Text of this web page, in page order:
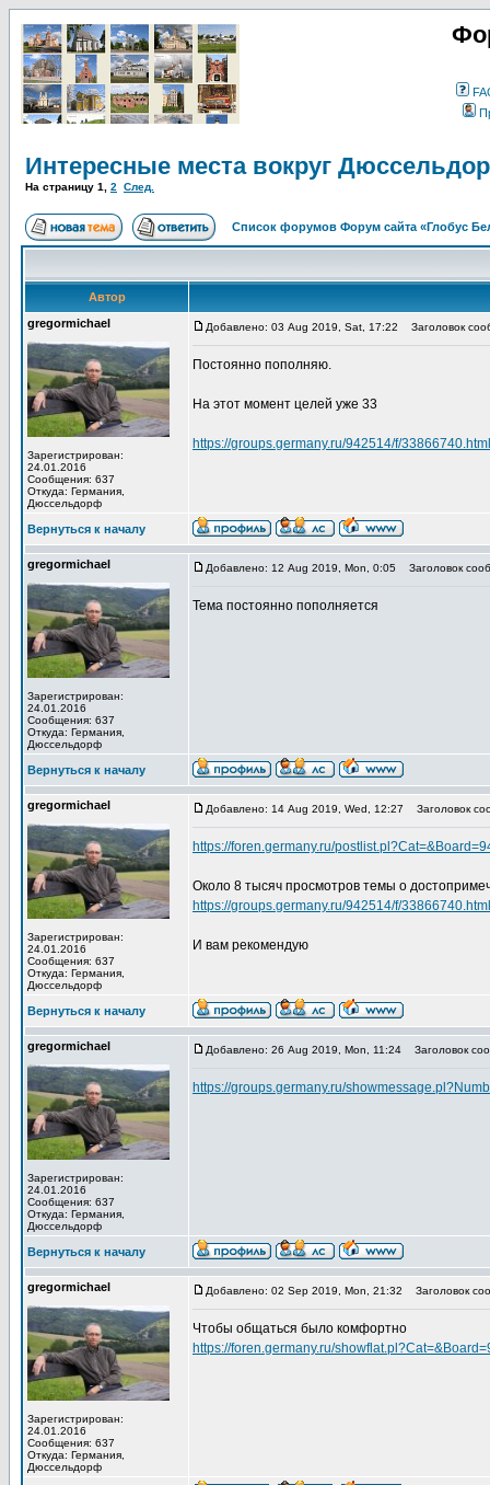
Интересные места вокруг
На страницу 1 2 След.
Список форумов Форум сайта «Глобус
Автор
gregormichael
Зарегистрирован:
24.01.2016
Сообщения: 637
Откуда: Германия,
Дюссельдорф
Добавлено: 03 Aug 2019, Sat, 17:22 Заголовок
Постоянно пополняю.
На этот момент целей уже 33
https://groups.germany.ru/942514/f/
Вернуться к началу
gregormichael
Зарегистрирован:
24.01.2016
Сообщения: 637
Откуда: Германия,
Дюссельдорф
Добавлено: 12 Aug 2019, Mon, 0:05 Заголовок
Тема постоянно пополняется
Вернуться к началу
gregormichael
Зарегистрирован:
24.01.2016
Сообщения: 637
Откуда: Германия,
Дюссельдорф
Добавлено: 14 Aug 2019, Wed, 12:27 Заголовок
https://foren.germany.ru/
Около 8 тысяч просмотров темы о
https://groups.germany.ru/942514/f/
И вам рекомендую
Вернуться к началу
gregormichael
Зарегистрирован:
24.01.2016
Сообщения: 637
Откуда: Германия,
Дюссельдорф
Добавлено: 26 Aug 2019, Mon, 11:24 Заголовок
https://groups.germany.ru/
Вернуться к началу
gregormichael
Зарегистрирован:
24.01.2016
Сообщения: 637
Откуда: Германия,
Дюссельдорф
Добавлено: 02 Sep 2019, Mon, 21:32 Заголовок
Чтобы общаться было комфортно
https://foren.germany.ru/